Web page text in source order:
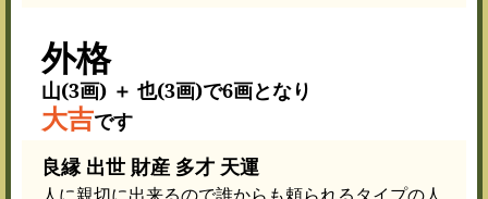
外格
山(3画) ＋ 也(3画)で6画となり
大吉です
良縁 出世 財産 多才 天運